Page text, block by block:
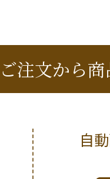
ご注文から
自